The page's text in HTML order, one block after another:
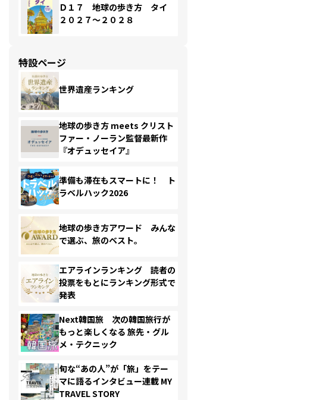
Ｄ１７ 地球の歩き方 タイ
２０２７～２０２８
特設ページ
世界遺産ランキング
地球の歩き方 meets クリスト
ファー・ノーラン監督最新作
『オデュッセイア』
準備も滞在もスマートに！ ト
ラベルハック2026
地球の歩き方アワード みんな
で選ぶ、旅のベスト。
エアラインランキング 読者の
投票をもとにランキング形式で
発表
Next韓国旅 次の韓国旅行が
もっと楽しくなる 旅先・グル
メ・テクニック
旬な“あの人”が「旅」をテー
マに語るインタビュー連載 MY
TRAVEL STORY